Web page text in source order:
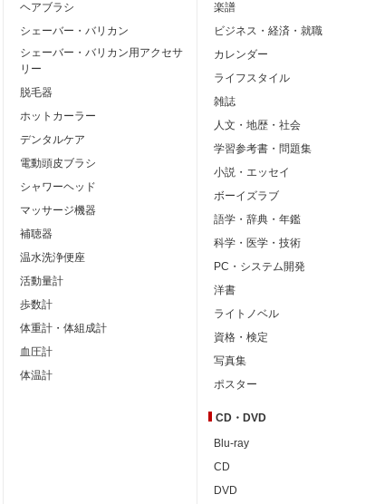
ヘアブラシ
シェーバー・バリカン
シェーバー・バリカン用アクセサ
リー
脱毛器
ホットカーラー
デンタルケア
電動頭皮ブラシ
シャワーヘッド
マッサージ機器
補聴器
温水洗浄便座
活動量計
歩数計
体重計・体組成計
血圧計
体温計
楽譜
ビジネス・経済・就職
カレンダー
ライフスタイル
雑誌
人文・地歴・社会
学習参考書・問題集
小説・エッセイ
ボーイズラブ
語学・辞典・年鑑
科学・医学・技術
PC・システム開発
洋書
ライトノベル
資格・検定
写真集
ポスター
CD・DVD
Blu-ray
CD
DVD